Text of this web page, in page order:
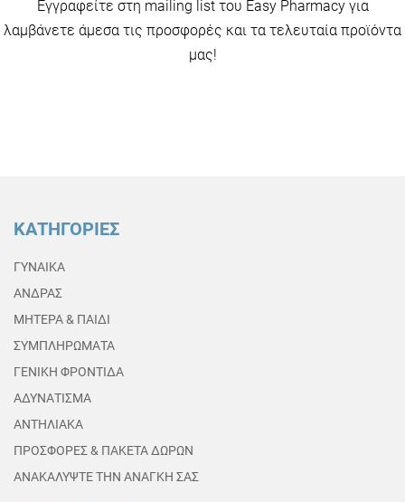
Εγγραφείτε στη mailing list του Easy Pharmacy για
λαμβάνετε άμεσα τις προσφορές και τα τελευταία προϊόντα
μας!
ΚΑΤΗΓΟΡΙΕΣ
ΓΥΝΑΙΚΑ
ΑΝΔΡΑΣ
ΜΗΤΕΡΑ & ΠΑΙΔΙ
ΣΥΜΠΛΗΡΩΜΑΤΑ
ΓΕΝΙΚΗ ΦΡΟΝΤΙΔΑ
ΑΔΥΝΑΤΙΣΜΑ
ΑΝΤΗΛΙΑΚΑ
ΠΡΟΣΦΟΡΕΣ & ΠΑΚΕΤΑ ΔΩΡΩΝ
ΑΝΑΚΑΛΥΨΤΕ ΤΗΝ ΑΝΑΓΚΗ ΣΑΣ